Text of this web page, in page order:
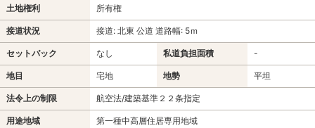
土地権利 所有権
接道状況 接道: 北東 公道 道路幅: 5ｍ
セットバック なし 私道負担面積 -
地目 宅地 地勢 平坦
法令上の制限 航空法/建築基準２２条指定
用途地域 第一種中高層住居専用地域